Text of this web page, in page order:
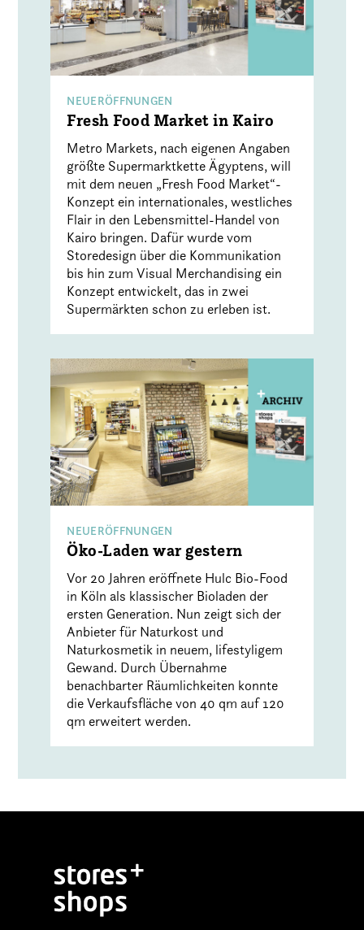
NEUERÖFFNUNGEN
Fresh Food Market in Kairo
Metro Markets, nach eigenen Angaben
größte Supermarktkette Ägyptens, will
mit dem neuen „Fresh Food Market“-
Konzept ein internationales, westliches
Flair in den Lebensmittel-Handel von
Kairo bringen. Dafür wurde vom
Storedesign über die Kommunikation
bis hin zum Visual Merchandising ein
Konzept entwickelt, das in zwei
Supermärkten schon zu erleben ist.
NEUERÖFFNUNGEN
Öko-Laden war gestern
Vor 20 Jahren eröffnete Hulc Bio-Food
in Köln als klassischer Bioladen der
ersten Generation. Nun zeigt sich der
Anbieter für Naturkost und
Naturkosmetik in neuem, lifestyligem
Gewand. Durch Übernahme
benachbarter Räumlichkeiten konnte
die Verkaufsfläche von 40 qm auf 120
qm erweitert werden.